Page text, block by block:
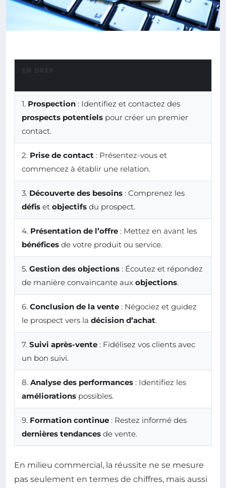
1. Prospection : Identifiez et contactez des
prospects potentiels pour créer un premier
contact.
2. Prise de contact : Présentez-vous et
commencez à établir une relation.
3. Découverte des besoins : Comprenez les
défis et objectifs du prospect.
4. Présentation de l’offre : Mettez en avant les
bénéfices de votre produit ou service.
5. Gestion des objections : Écoutez et répondez
de manière convaincante aux objections.
6. Conclusion de la vente : Négociez et guidez
le prospect vers la décision d’achat.
7. Suivi après-vente : Fidélisez vos clients avec
un bon suivi.
8. Analyse des performances : Identifiez les
améliorations possibles.
9. Formation continue : Restez informé des
dernières tendances de vente.
En milieu commercial, la réussite ne se mesure
pas seulement en termes de chiffres, mais aussi